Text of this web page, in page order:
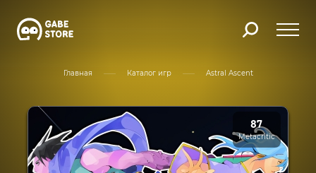
Главная Каталог игр Astral Ascent
87
Metacritic